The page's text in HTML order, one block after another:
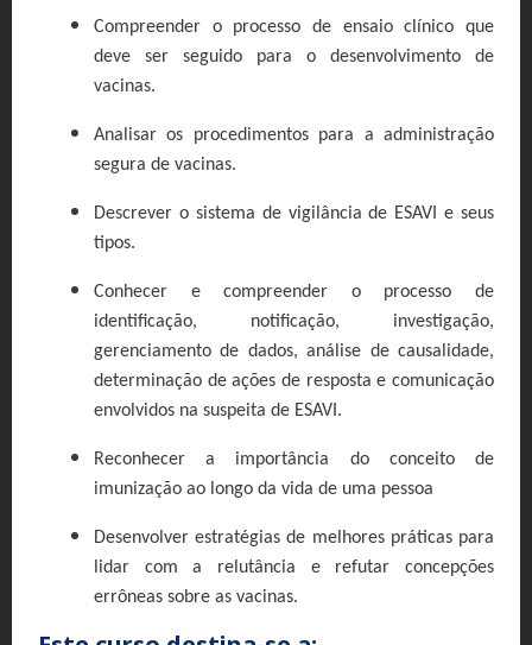
Compreender o processo de ensaio clínico que
deve ser seguido para o desenvolvimento de
vacinas.
Analisar os procedimentos para a administração
segura de vacinas.
Descrever o sistema de vigilância de ESAVI e seus
tipos.
Conhecer e compreender o processo de
identificação, notificação, investigação,
gerenciamento de dados, análise de causalidade,
determinação de ações de resposta e comunicação
envolvidos na suspeita de ESAVI.
Reconhecer a importância do conceito de
imunização ao longo da vida de uma pessoa
Desenvolver estratégias de melhores práticas para
lidar com a relutância e refutar concepções
errôneas sobre as vacinas.